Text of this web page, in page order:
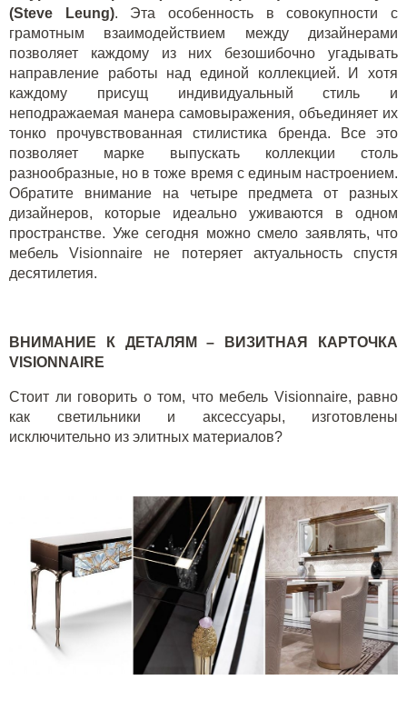
(Steve Leung). Эта особенность в совокупности с
грамотным взаимодействием между дизайнерами
позволяет каждому из них безошибочно угадывать
направление работы над единой коллекцией. И хотя
каждому присущ индивидуальный стиль и
неподражаемая манера самовыражения, объединяет их
тонко прочувствованная стилистика бренда. Все это
позволяет марке выпускать коллекции столь
разнообразные, но в тоже время с единым настроением.
Обратите внимание на четыре предмета от разных
дизайнеров, которые идеально уживаются в одном
пространстве. Уже сегодня можно смело заявлять, что
мебель Visionnaire не потеряет актуальность спустя
десятилетия.
ВНИМАНИЕ К ДЕТАЛЯМ – ВИЗИТНАЯ КАРТОЧКА
VISIONNAIRE
Стоит ли говорить о том, что мебель Visionnaire, равно
как светильники и аксессуары, изготовлены
исключительно из элитных материалов?